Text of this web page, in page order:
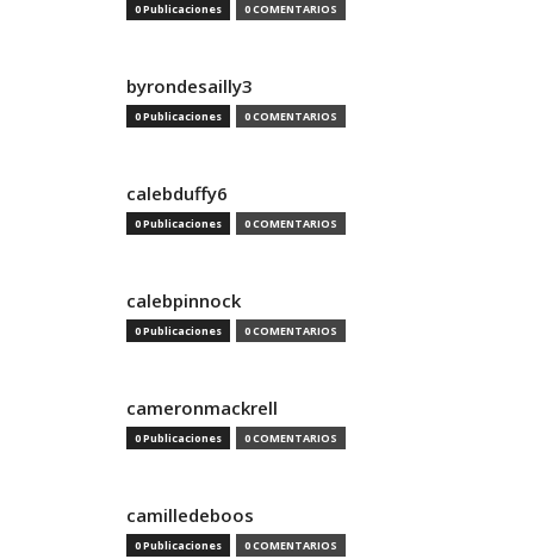
0 Publicaciones 0 COMENTARIOS
byrondesailly3
0 Publicaciones 0 COMENTARIOS
calebduffy6
0 Publicaciones 0 COMENTARIOS
calebpinnock
0 Publicaciones 0 COMENTARIOS
cameronmackrell
0 Publicaciones 0 COMENTARIOS
camilledeboos
0 Publicaciones 0 COMENTARIOS